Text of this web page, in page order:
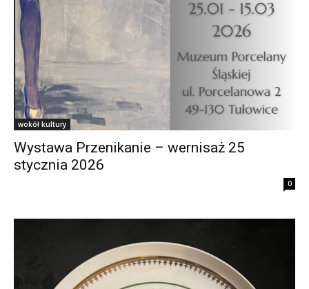
wokół kultury
Wystawa Przenikanie – wernisaż 25
stycznia 2026
0